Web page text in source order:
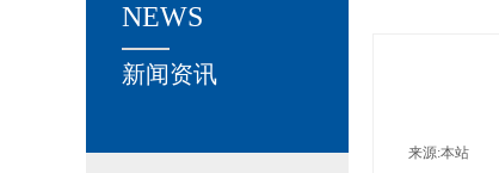
关于我们
新闻资讯
NEWS
来源:本站